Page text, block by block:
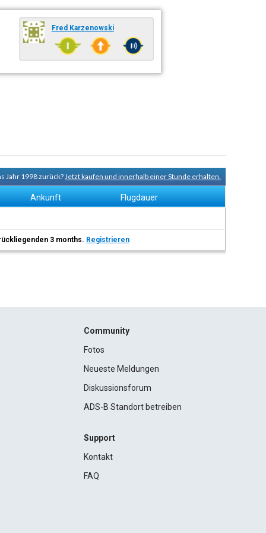
Fred Karzenowski
Jahr 1998 zurück?Jetzt kaufen und innerhalb einer Stunde erhalten.
Ankunft Flugdauer
3 months. Registrieren
Community
Fotos
Neueste Meldungen
Diskussionsforum
ADS-B Standort betreiben
Support
Kontakt
FAQ